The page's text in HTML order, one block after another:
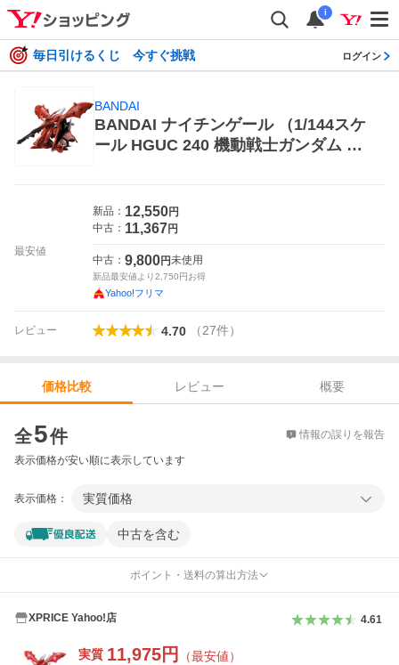
i
毎日引けるくじ 今すぐ挑戦 ログイン
BANDAI
BANDAI ナイチンゲール （1/144スケ
ール HGUC 240 機動戦士ガンダム 逆
最安値
新品： 12,550円
中古： 11,367円
中古： 9,800円未使用
新品最安値より2,750円お得
Yahoo!フリマ
レビュー 4.70 （27件）
価格比較 レビュー
概要
全5件 情報の誤りを報告
表示価格が安い順に表示しています
表示価格： 実質価格
中古を含む
ポイント・送料の算出方法
XPRICE Yahoo!店 4.61
実質 11,975円 （最安値）